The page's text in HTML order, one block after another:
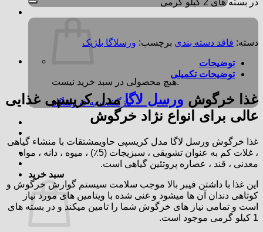
هیچ محصولی در سبد خرید نیست.
بازگشت به فروشگاه
سبد خرید
دسته: فاقد دسته بندی برچسب: ورسلاگا بلژیک
توضیحات
توضیحات تکمیلی
غذا خرگوش ورسل لاگامدل کریسپی غذایی
عالی برای انواع نژاد خرگوش
غذا خرگوش ورسل لاگا مدل کریسپی حاویمشتقات با منشاء گیاهی
، غلات کم به عنوان تشویقی ، سبزیجات (5٪) ، میوه ، دانه ، مواد
معدنی ، قند ، عصاره پروتئین گیاهی است.
این غذا با داشتن فیبر بالا موجب سلامت سیستم گوارش خرگوش و
کوتاهی دندان آن ها میشود و غنی شده با ویتامین های مورد نیاز
است و تمامی نیاز های خرگوش شما را تامین میکند و در بسته های
1 کیلو گرمی موجود است.